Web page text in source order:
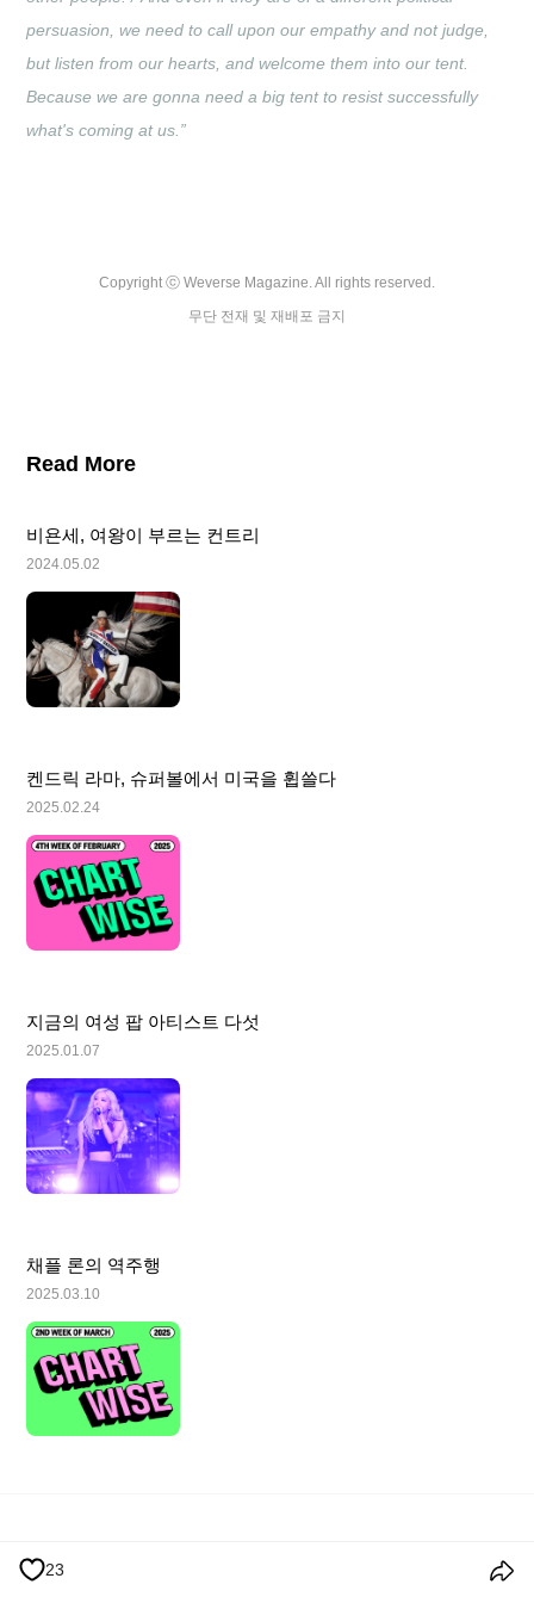
persuasion, we need to call upon our empathy and not judge,
but listen from our hearts, and welcome them into our tent.
Because we are gonna need a big tent to resist successfully
what's coming at us.”
Copyright ⓒ Weverse Magazine. All rights reserved.
무단 전재 및 재배포 금지
23
Read More
비욘세, 여왕이 부르는 컨트리
2024.05.02
켄드릭 라마, 슈퍼볼에서 미국을 휩쓸다
2025.02.24
지금의 여성 팝 아티스트 다섯
2025.01.07
채플 론의 역주행
2025.03.10